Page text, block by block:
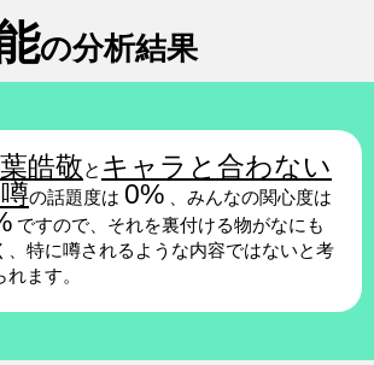
の分析結果
皓敬と キャラと合わない
の話題度は 0% 、みんなの関心度は
ですので、それを裏付ける物がなにも
、特に噂されるような内容ではないと考
れます。